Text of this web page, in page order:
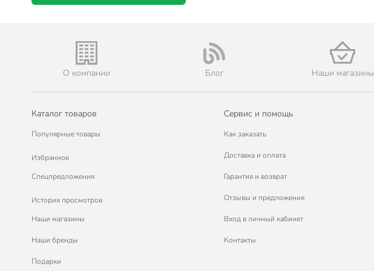
О компании Блог Наши магазины
Каталог товаров
Популярные товары
Избранное
Спецпредложения
История просмотров
Наши магазины
Наши бренды
Подарки
Сервис и помощь
Как заказать
Доставка и оплата
Гарантия и возврат
Отзывы и предложения
Вход в личный кабинет
Контакты